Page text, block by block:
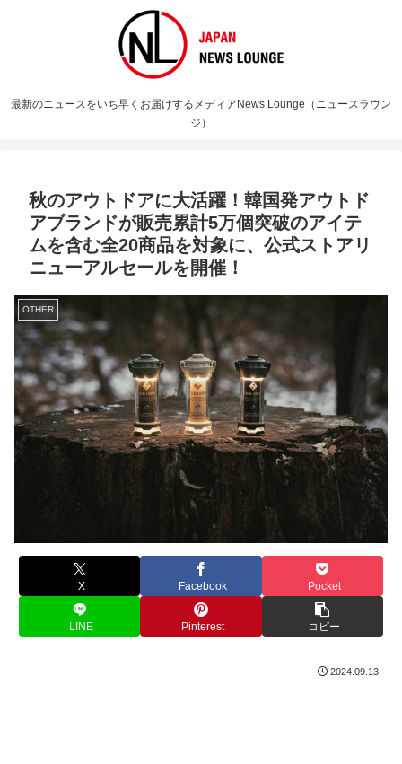
最新のニュースをいち早くお届けするメディアNews Lounge（ニュースラウン
ジ）
秋のアウトドアに大活躍！韓国発アウトド
アブランドが販売累計5万個突破のアイテ
ムを含む全20商品を対象に、公式ストアリ
ニューアルセールを開催！
OTHER
X Facebook Pocket
LINE Pinterest コピー
2024.09.13